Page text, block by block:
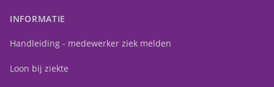
INFORMATIE
Handleiding - medewerker ziek melden
Loon bij ziekte